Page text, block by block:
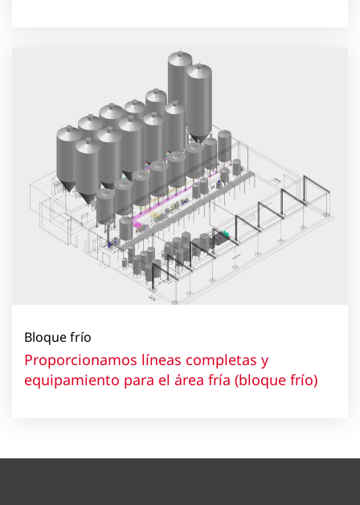
Bloque frío
Proporcionamos líneas completas y
equipamiento para el área fría (bloque frío)